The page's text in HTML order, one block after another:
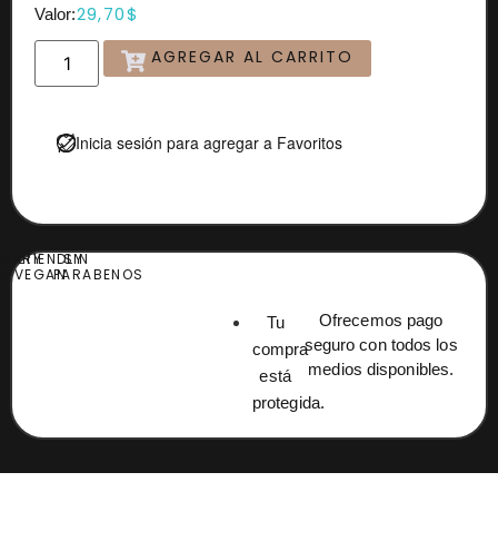
Valor:29,70$
AGREGAR AL CARRITO
Inicia sesión para agregar a Favoritos
FRIENDLY
VEGAN
SIN
PARABENOS
Tu
compra
está
protegida.
Ofrecemos pago
seguro con todos los
medios disponibles.